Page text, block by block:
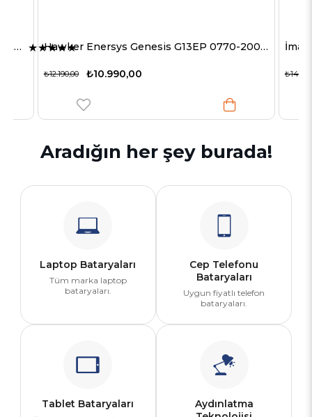
McGrath MAC Video Laringoskop Uyumlu Orijinal Lityum Pil – 340-000-000 | 3.6V Tek Kullanımlık Medikal Batarya ★★★★★ Hawker Enersys Genesis G13EP 0770-2007 kurşun PB pil 13000mAh
₺10.990,00
₺12.190,00
Aradığın her şey burada!
Laptop Bataryaları
Tüm marka laptop
bataryaları.
Cep Telefonu
Bataryaları
Uygun fiyatlı telefon
bataryaları.
Tablet Bataryaları
Aydınlatma